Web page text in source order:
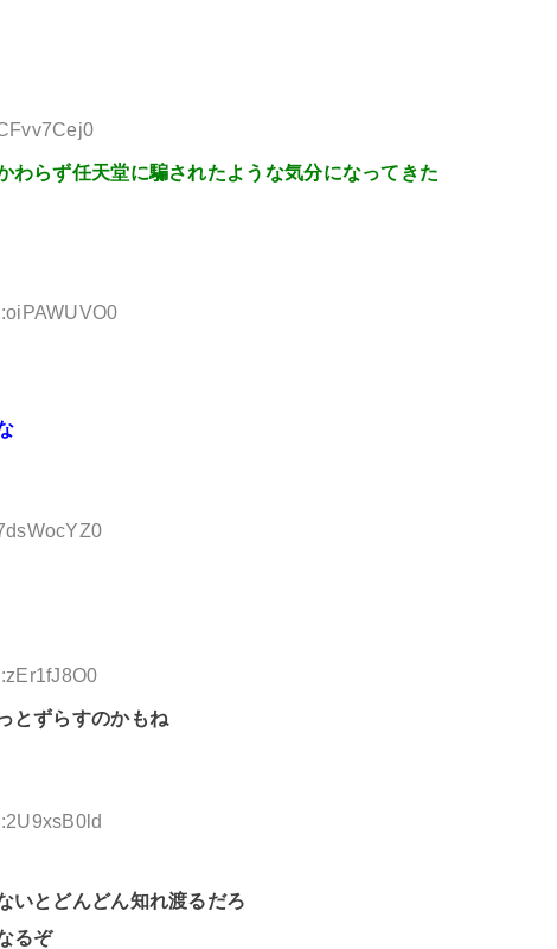
わらず任天堂に騙されたような気分になってきた
とずらすのかもね
いとどんどん知れ渡るだろ
るぞ